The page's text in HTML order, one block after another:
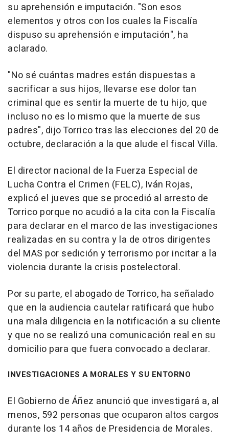
su aprehensión e imputación. "Son esos
elementos y otros con los cuales la Fiscalía
dispuso su aprehensión e imputación", ha
aclarado.
"No sé cuántas madres están dispuestas a
sacrificar a sus hijos, llevarse ese dolor tan
criminal que es sentir la muerte de tu hijo, que
incluso no es lo mismo que la muerte de sus
padres", dijo Torrico tras las elecciones del 20 de
octubre, declaración a la que alude el fiscal Villa.
El director nacional de la Fuerza Especial de
Lucha Contra el Crimen (FELC), Iván Rojas,
explicó el jueves que se procedió al arresto de
Torrico porque no acudió a la cita con la Fiscalía
para declarar en el marco de las investigaciones
realizadas en su contra y la de otros dirigentes
del MAS por sedición y terrorismo por incitar a la
violencia durante la crisis postelectoral.
Por su parte, el abogado de Torrico, ha señalado
que en la audiencia cautelar ratificará que hubo
una mala diligencia en la notificación a su cliente
y que no se realizó una comunicación real en su
domicilio para que fuera convocado a declarar.
INVESTIGACIONES A MORALES Y SU ENTORNO
El Gobierno de Áñez anunció que investigará a, al
menos, 592 personas que ocuparon altos cargos
durante los 14 años de Presidencia de Morales.